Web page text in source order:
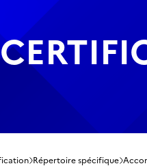
Répertoire spécifique